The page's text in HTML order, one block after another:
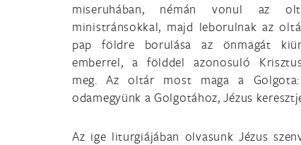
miseruhában, némán vonul az
ministránsokkal, majd leborulnak az
pap földre borulása az önmagát
emberrel, a földdel azonosuló
meg. Az oltár most maga a Golgota:
odamegyünk a Golgotához, Jézus
Az ige liturgiájában olvasunk Jézus